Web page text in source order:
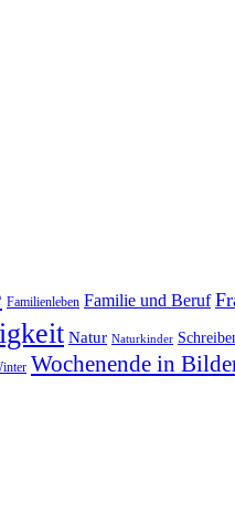
Familienleben Familie und Beruf
Natur Naturkinder
Wochenende in